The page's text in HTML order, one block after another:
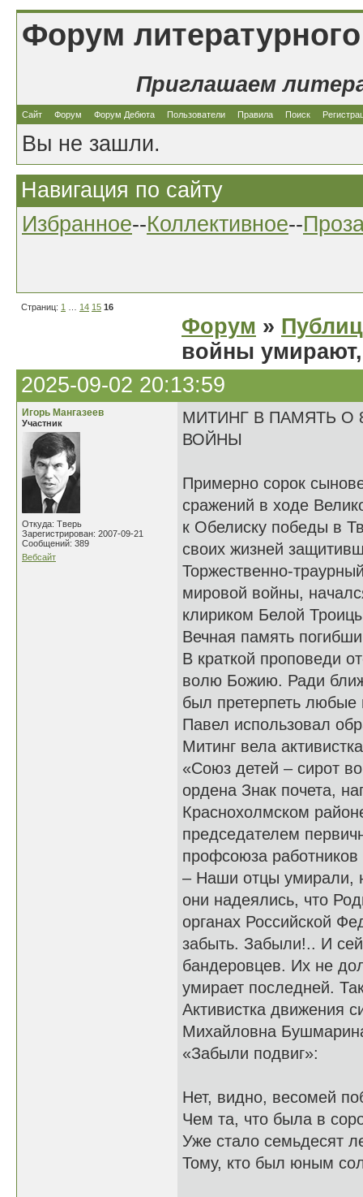
Форум
Приглашаем
Сайт Форум Форум Дебюта Пользователи Правила Поиск
Вы не зашли.
Навигация по сайту
Избранное--Коллективное--
Страниц: 1 14 15 16
Форум »
войны
2025-09-02 20:13:59
Игорь Мангазеев
Участник
Откуда: Тверь
Зарегистрирован: 2007-09-21
Сообщений: 389
Вебсайт
МИТИНГ В ПАМЯТЬ О
ВОЙНЫ
Примерно сорок
сражений в ходе
к Обелиску победы в
своих жизней
Торжественно-
мировой войны,
клириком Белой
Вечная память
В краткой проповеди
волю Божию. Ради
был претерпеть любые
Павел использовал
Митинг вела
«Союз детей – сирот
ордена Знак почета,
Краснохолмском
председателем
профсоюза
– Наши отцы умирали,
они надеялись, что
органах Российской
забыть. Забыли!.. И
бандеровцев. Их не
умирает последней.
Активистка движения
Михайловна
«Забыли подвиг»:
Нет, видно, весомей
Чем та, что была в
Уже стало семьдесят
Тому, кто был юным